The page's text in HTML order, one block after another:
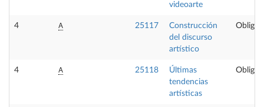
videoarte
4 A 25117
Construcción
del discurso
artístico
4 A 25118
Últimas
tendencias
artísticas